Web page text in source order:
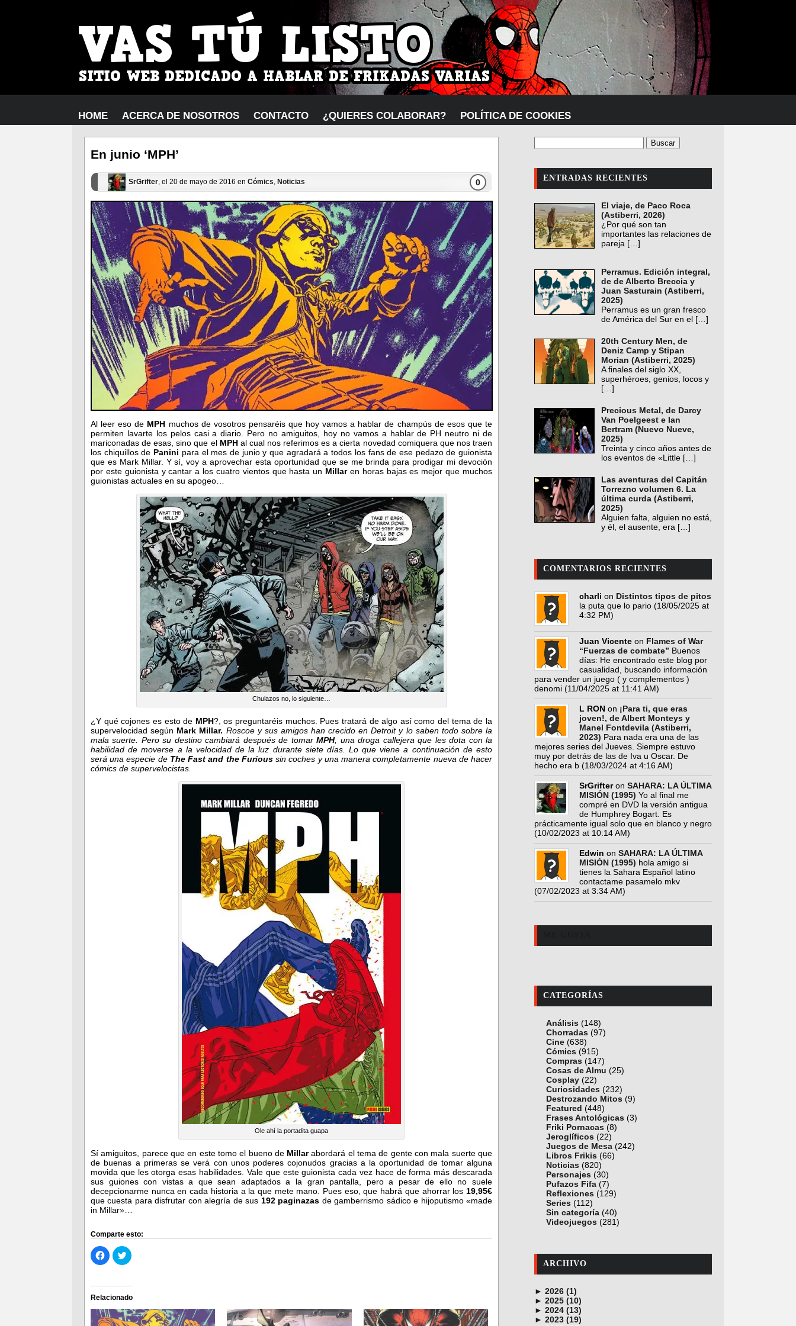
HOME ACERCA DE NOSOTROS CONTACTO ¿QUIERES COLABORAR? POLÍTICA DE COOKIES
En junio ‘MPH’
SrGrifter, el 20 de mayo de 2016 en Cómics, Noticias 0
Al leer eso de MPH muchos de vosotros pensaréis que hoy vamos a hablar de champús de esos que te
permiten lavarte los pelos casi a diario. Pero no amiguitos, hoy no vamos a hablar de PH neutro ni de
mariconadas de esas, sino que el MPHal cual nos referimos es a cierta novedad comiquera que nos traen
los chiquillos de Panini para el mes de junio y que agradará a todos los fans de ese pedazo de guionista
que es Mark Millar. Y sí, voy a aprovechar esta oportunidad que se me brinda para prodigar mi devoción
por este guionista y cantar a los cuatro vientos que hasta un Millaren horas bajas es mejor que muchos
guionistas actuales en su apogeo…
Chulazos no, lo siguiente…
¿Y qué cojones es esto de MPH?, os preguntaréis muchos. Pues tratará de algo así como del tema de la
supervelocidad según Mark Millar. Roscoe y sus amigos han crecido en Detroit y lo saben todo sobre la
mala suerte. Pero su destino cambiará después de tomarMPH, una droga callejera que les dota conla
habilidad de moverse a la velocidad de la luz durante siete días. Lo que viene a continuación de esto
será una especie de The Fast and the Furioussin coches y una manera completamente nueva de hacer
cómics de supervelocistas.
Ole ahí la portadita guapa
Sí amiguitos, parece que en este tomo el bueno de Millarabordará el tema de gente con mala suerte que
de buenas a primeras se verá con unos poderes cojonudos gracias a la oportunidad de tomar alguna
movida que les otorga esas habilidades. Vale que este guionista cada vez hace de forma más descarada
sus guiones con vistas a que sean adaptados a la gran pantalla, pero a pesar de ello no suele
decepcionarme nunca en cada historia a la que mete mano. Pues eso, que habrá que ahorrar los 19,95€
que cuesta para disfrutar con alegría de sus 192 paginazas de gamberrismo sádico e hijoputismo «made
in Millar»…
Comparte esto:
Haz
clic
para
Facebook
(Se
abre
en
una
Haz
clic
Twitter
(Se
abre
en
una
Relacionado
ENTRADAS RECIENTES
El viaje, de Paco Roca
(Astiberri, 2026)
¿Por qué son tan
importantes las relaciones de
pareja […]
Perramus. Edición integral,
de de Alberto Breccia y
Juan Sasturain (Astiberri,
2025)
Perramus es un gran fresco
de América del Sur en el […]
20th Century Men, de
Deniz Camp y Stipan
Morian (Astiberri, 2025)
A finales del siglo XX,
superhéroes, genios, locos y
[…]
Precious Metal, de Darcy
Van Poelgeest e Ian
Bertram (Nuevo Nueve,
2025)
Treinta y cinco años antes de
los eventos de «Little […]
Las aventuras del Capitán
Torrezno volumen 6. La
última curda (Astiberri,
2025)
Alguien falta, alguien no está,
y él, el ausente, era […]
COMENTARIOS RECIENTES
charli on Distintos tipos de pitos
la puta que lo pario (18/05/2025 at
4:32 PM)
Juan Vicente on Flames of War
“Fuerzas de combate” Buenos
días: He encontrado este blog por
casualidad, buscando información
para vender un juego ( y complementos )
denomi (11/04/2025 at 11:41 AM)
L RON on ¡Para ti, que eras
joven!, de Albert Monteys y
Manel Fontdevila (Astiberri,
2023) Para nada era una de las
mejores series del Jueves. Siempre estuvo
muy por detrás de las de Iva u Oscar. De
hecho era b (18/03/2024 at 4:16 AM)
SrGrifteron SAHARA: LA ÚLTIMA
MISIÓN (1995) Yo al final me
compré en DVD la versión antigua
de Humphrey Bogart. Es
prácticamente igual solo que en blanco y negro
(10/02/2023 at 10:14 AM)
Edwin on SAHARA: LA ÚLTIMA
MISIÓN (1995) hola amigo si
tienes la Sahara Español latino
contactame pasamelo mkv
(07/02/2023 at 3:34 AM)
CATEGORÍAS
Análisis (148)
Chorradas (97)
Cine (638)
Cómics (915)
Compras (147)
Cosas de Almu (25)
Cosplay (22)
Curiosidades (232)
Destrozando Mitos (9)
Featured (448)
Frases Antológicas (3)
Friki Pornacas (8)
Jeroglíficos (22)
Juegos de Mesa (242)
Libros Frikis (66)
Noticias (820)
Personajes (30)
Pufazos Fifa (7)
Reflexiones (129)
Series (112)
Sin categoría (40)
Videojuegos (281)
ARCHIVO
► 2026 (1)
junio (1)
► 2025 (10)
noviembre (1)
octubre (1)
► 2024 (13)
diciembre (4)
► 2023 (19)